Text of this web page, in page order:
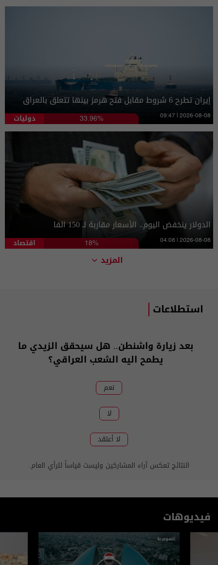
إيران تطرح 6 شروط مقابل فتح هرمز بينها تتعلق بالعراق
دوليات 33.96% 09:47 | 2026-08-08
الدولار ينخفض اليوم.. الأسعار مقاربة لـ 150 الفا
اقتصاد 18% 04:08 | 2026-08-08
المزيد
استطلاعات
بعد زيارة واشنطن.. هل سيحقق الزيدي ما
يطمح اليه الشعب العراقي؟
نعم
لا
لا أعتقد
النتائج تعكس آراء المشاركين وليست قياساً للرأي العام.
فيديوهات